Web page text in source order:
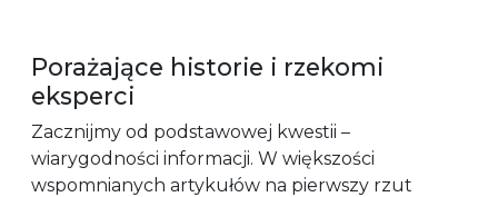
Porażające historie i rzekomi
eksperci
Zacznijmy od podstawowej kwestii –
wiarygodności informacji. W większości
wspomnianych artykułów na pierwszy rzut